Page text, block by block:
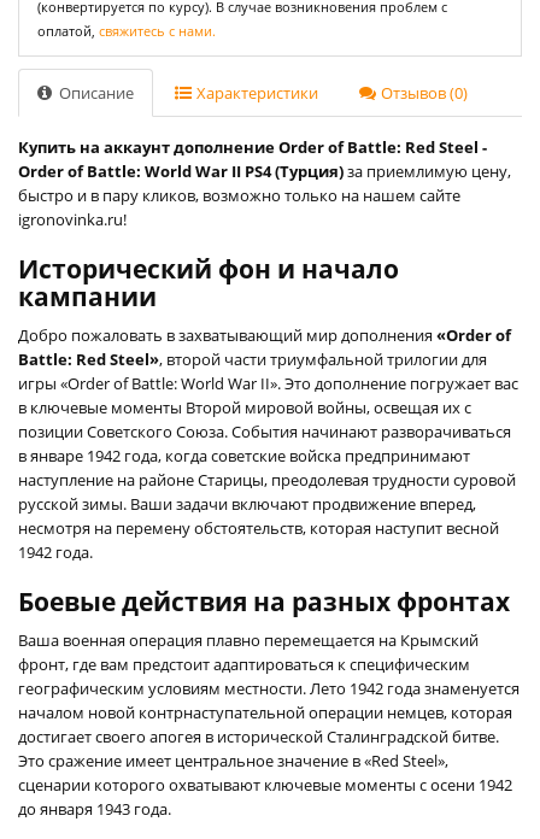
(конвертируется по курсу). В случае возникновения проблем с
оплатой, свяжитесь с нами.
Описание Характеристики Отзывов (0)
Купить на аккаунт дополнение Order of Battle: Red Steel -
Order of Battle: World War II PS4 (Турция)за приемлимую цену,
быстро и в пару кликов, возможно только на нашем сайте
igronovinka.ru!
Исторический фон и начало
кампании
Добро пожаловать в захватывающий мир дополнения «Order of
Battle: Red Steel», второй части триумфальной трилогии для
игры «Order of Battle: World War II». Это дополнение погружает вас
в ключевые моменты Второй мировой войны, освещая их с
позиции Советского Союза. События начинают разворачиваться
в январе 1942 года, когда советские войска предпринимают
наступление на районе Старицы, преодолевая трудности суровой
русской зимы. Ваши задачи включают продвижение вперед,
несмотря на перемену обстоятельств, которая наступит весной
1942 года.
Боевые действия на разных фронтах
Ваша военная операция плавно перемещается на Крымский
фронт, где вам предстоит адаптироваться к специфическим
географическим условиям местности. Лето 1942 года знаменуется
началом новой контрнаступательной операции немцев, которая
достигает своего апогея в исторической Сталинградской битве.
Это сражение имеет центральное значение в «Red Steel»,
сценарии которого охватывают ключевые моменты с осени 1942
до января 1943 года.